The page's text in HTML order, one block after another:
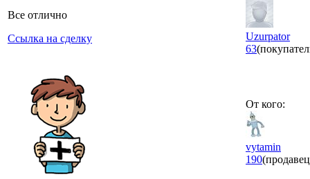
Все отлично
Ссылка на сделку
Uzurpator
63
От кого:
vytamin
190